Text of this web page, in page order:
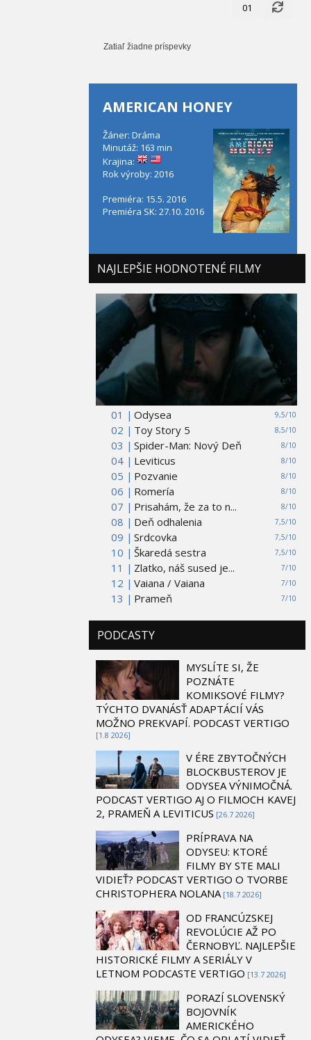
01
Zatiaľ žiadne príspevky
AMERICAN HONEY
Žáner: Dráma
Minutáž: 163 min
Krajina:
Rok výroby: 2016
Premiéra: 15.5. 2016
Premiéra SK: 27.10. 2016
NAJLEPŠIE HODNOTENÉ FILMY
01 | 9,5/10
Odysea
02 |
8,5/10
Toy Story 5
03 |
8/10
Spider-Man: Nový Deň
04 |
8/10
Leviticus
05 |
8/10
Pozvanie
06 |
8/10
Romería
07 |
8/10
Prisahám, že za to n...
08 |
7,5/10
Deň odhalenia
09 |
7,5/10
Srdcovka
10 |
7,5/10
Škaredá sestra
11 |
7/10
Zlatko, náš sused je...
12 |
7/10
Vaiana / Vaiana
13 |
7/10
Prameň
PODCASTY
MYSLÍTE SI, ŽE
POZNÁTE
KOMIKSOVÉ FILMY?
TÝCHTO DVANÁSŤ ADAPTÁCIÍ VÁS
MOŽNO PREKVAPÍ. PODCAST VERTIGO
[1.8 2026]
V ÉRE ZBYTOČNÝCH
BLOCKBUSTEROV JE
ODYSEA VÝNIMOČNÁ.
PODCAST VERTIGO AJ O FILMOCH KAVEJ
2, PRAMEŇ A LEVITICUS [26.7 2026]
PRÍPRAVA NA
ODYSEU: KTORÉ
FILMY BY STE MALI
VIDIEŤ? PODCAST VERTIGO O TVORBE
CHRISTOPHERA NOLANA [18.7 2026]
OD FRANCÚZSKEJ
REVOLÚCIE AŽ PO
ČERNOBYĽ. NAJLEPŠIE
HISTORICKÉ FILMY A SERIÁLY V
LETNOM PODCASTE VERTIGO [13.7 2026]
PORAZÍ SLOVENSKÝ
BOJOVNÍK
AMERICKÉHO